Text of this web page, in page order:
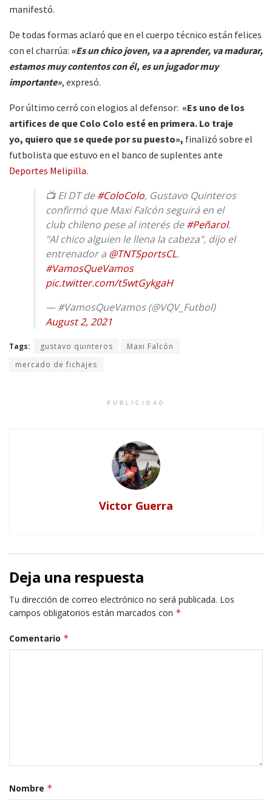
manifestó.
De todas formas aclaró que en el cuerpo técnico están felices
con el charrúa: «Es un chico joven, va a aprender, va madurar,
estamos muy contentos con él, es un jugador muy
importante», expresó.
Por último cerró con elogios al defensor: «Es uno de los
artifices de que Colo Colo esté en primera. Lo traje
yo, quiero que se quede por su puesto», finalizó sobre el
futbolista que estuvo en el banco de suplentes ante
Deportes Melipilla.
📺 El DT de#ColoColo, Gustavo Quinteros
confirmó que Maxi Falcón seguirá en el
club chileno pese al interés de#Peñarol.
"Al chico alguien le llena la cabeza", dijo el
entrenador a @TNTSportsCL.
#VamosQueVamos
pic.twitter.com/t5wtGykgaH
— #VamosQueVamos (@VQV_Futbol)
August 2, 2021
Tags: gustavo quinteros
Maxi Falcón
mercado de fichajes
PUBLICIDAD
Victor Guerra
Deja una respuesta
Tu dirección de correo electrónico no será publicada. Los
campos obligatorios están marcados con *
Comentario *
Nombre *